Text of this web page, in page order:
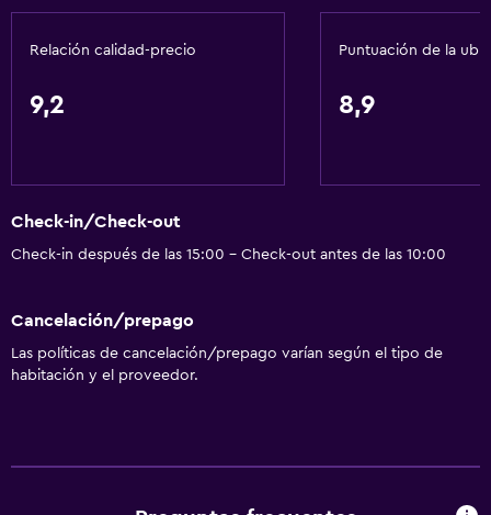
Relación calidad-precio
9,2
Puntuación de la
8,9
Check-in/Check-out
Check-in después de las 15:00 - Check-out antes de las 10:00
Cancelación/prepago
Las políticas de cancelación/prepago varían según el tipo de
habitación y el proveedor.